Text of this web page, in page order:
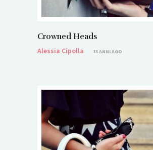
Crowned Heads
Alessia Cipolla
13 ANNI AGO